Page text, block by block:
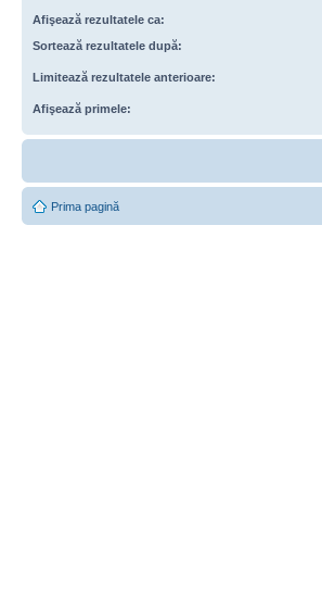
Afişează rezultatele ca:
Sortează rezultatele după:
Limitează rezultatele anterioare:
Afişează primele:
Prima pagină